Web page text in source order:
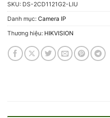
SKU: DS-2CD1121G2-LIU
Danh mục: Camera IP
Thương hiệu: HIKVISION